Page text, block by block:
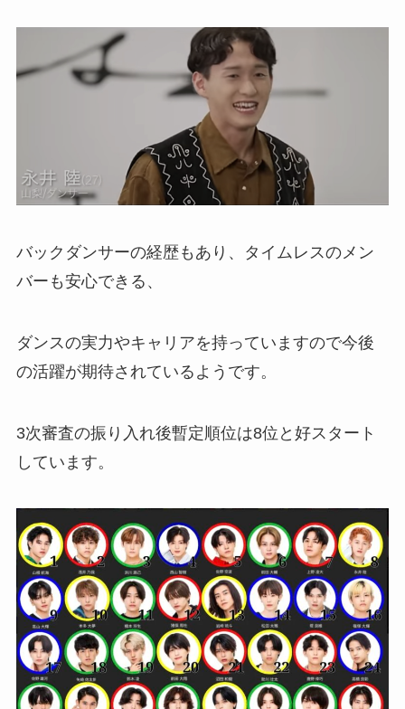
バックダンサーの経歴もあり、タイムレスのメン
バーも安心できる、
ダンスの実力やキャリアを持っていますので今後
の活躍が期待されているようです。
3次審査の振り入れ後暫定順位は8位と好スタート
しています。